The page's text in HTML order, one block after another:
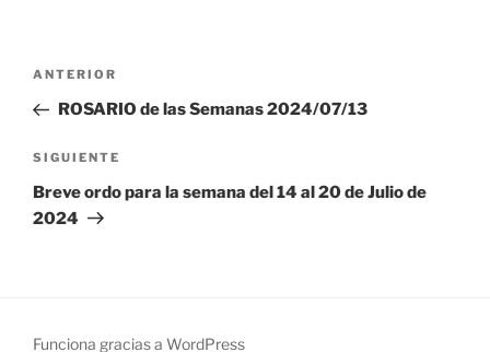
Navegación
entradas
Entrada
anterior:
ANTERIOR
ROSARIO de las Semanas 2024/07/13
Siguiente
entrada
SIGUIENTE
Breve ordo para la semana del 14 al 20 de Julio de
2024
Funciona gracias a WordPress